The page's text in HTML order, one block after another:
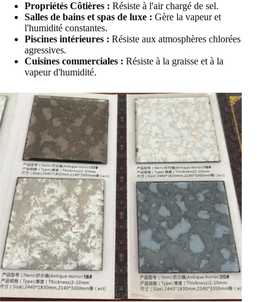
Propriétés Côtières : Résiste à l'air chargé de sel.
Salles de bains et spas de luxe : Gère la vapeur et
l'humidité constantes.
Piscines intérieures : Résiste aux atmosphères chlorées
agressives.
Cuisines commerciales : Résiste à la graisse et à la
vapeur d'humidité.